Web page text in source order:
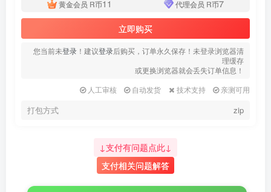
黄金会员 R币11 代理会员 R币7
立即购买
您当前未登录 ！建议登录后购买，订单永久保存！未登录浏览器清
理缓存
或更换浏览器就会丢失订单信息！
人工审核
自动发货 技术支持 亲测可用
打包方式 zip
↓支付有问题点此↓
支付相关问题解答